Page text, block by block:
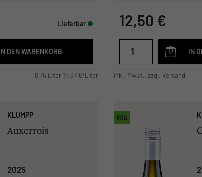
Lieferbar
IN DEN WARENKORB
0,75 Liter 14,67 €/Liter
12,50 €
IN
inkl. MwSt., zzgl. Versand
KLUMPP
Auxerrois
2025
Bio